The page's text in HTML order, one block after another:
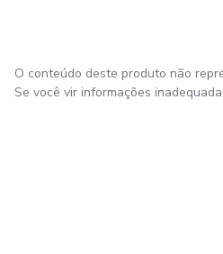
O conteúdo deste produto não
Se você vir informações